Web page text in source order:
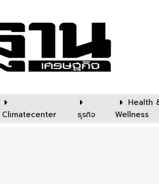
Climatecenter ธุรกิจ
Health
Wellness